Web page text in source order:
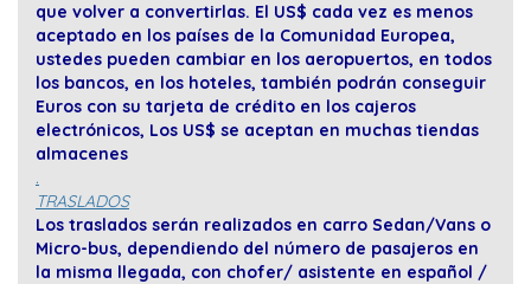
que volver a convertirlas. El US$ cada vez es menos
aceptado en los países de la Comunidad Europea,
ustedes pueden cambiar en los aeropuertos, en todos
los bancos, en los hoteles, también podrán conseguir
Euros con su tarjeta de crédito en los cajeros
electrónicos, Los US$ se aceptan en muchas tiendas
almacenes
.
TRASLADOS
Los traslados serán realizados en carro Sedan/Vans o
Micro-bus, dependiendo del número de pasajeros en
la misma llegada, con chofer/ asistente en español /